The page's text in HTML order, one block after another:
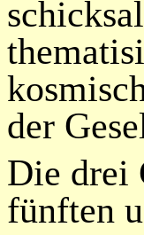
der
Die drei
fünften